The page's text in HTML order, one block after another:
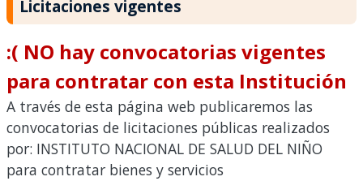
Licitaciones vigentes
:( NO hay convocatorias vigentes
para contratar con esta Institución
A través de esta página web publicaremos las
convocatorias de licitaciones públicas realizados
por: INSTITUTO NACIONAL DE SALUD DEL NIÑO
para contratar bienes y servicios